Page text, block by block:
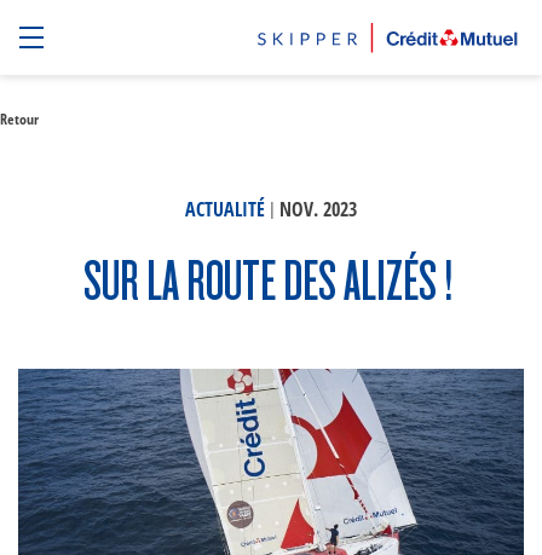
Retour
ACTUALITÉ | NOV. 2023
SUR LA ROUTE DES ALIZÉS !